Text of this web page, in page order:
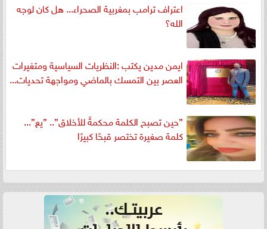
اعتراف ترامب بمغربية الصحراء... هل كان لوجه
الله؟
ايمن مدين يكتب :النظريات السياسية ومتغيرات
العصر بين التمسك بالماضي ومواجهة تحديات...
”حين تصبح الكلمة محكمةً للأخلاق”.. ”يع”...
كلمة صغيرة تختصر قبحًا كبيرًا